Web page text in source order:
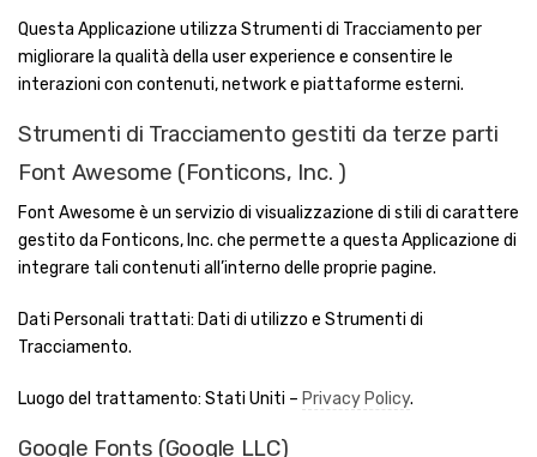
Questa Applicazione utilizza Strumenti di Tracciamento per
migliorare la qualità della user experience e consentire le
interazioni con contenuti, network e piattaforme esterni.
Strumenti di Tracciamento gestiti da terze parti
Font Awesome (Fonticons, Inc. )
Font Awesome è un servizio di visualizzazione di stili di carattere
gestito da Fonticons, Inc. che permette a questa Applicazione di
integrare tali contenuti all’interno delle proprie pagine.
Dati Personali trattati: Dati di utilizzo e Strumenti di
Tracciamento.
Luogo del trattamento: Stati Uniti – Privacy Policy.
Google Fonts (Google LLC)